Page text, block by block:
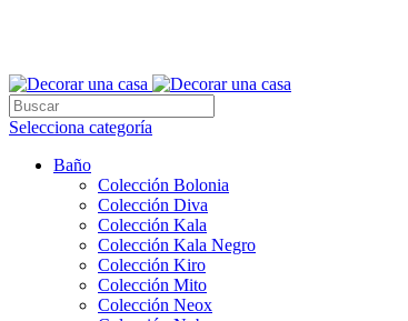
Selecciona categoría
Baño
Colección Bolonia
Colección Diva
Colección Kala
Colección Kala Negro
Colección Kiro
Colección Mito
Colección Neox